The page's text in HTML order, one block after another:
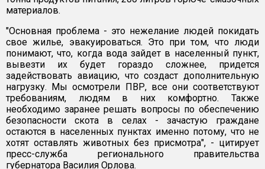
материалов.
"Основная проблема - это нежелание людей покидать
свое жилье, эвакуироваться. Это при том, что люди
понимают, что, когда вода зайдет в населенный пункт,
вывезти их будет гораздо сложнее, придется
задействовать авиацию, что создаст дополнительную
нагрузку. Мы осмотрели ПВР, все они соответствуют
требованиям, людям в них комфортно. Также
необходимо заранее решать вопросы по обеспечению
безопасности скота в селах - зачастую граждане
остаются в населенных пунктах именно потому, что не
хотят оставлять животных без присмотра", - цитирует
пресс-служба регионального правительства
губернатора Василия Орлова.